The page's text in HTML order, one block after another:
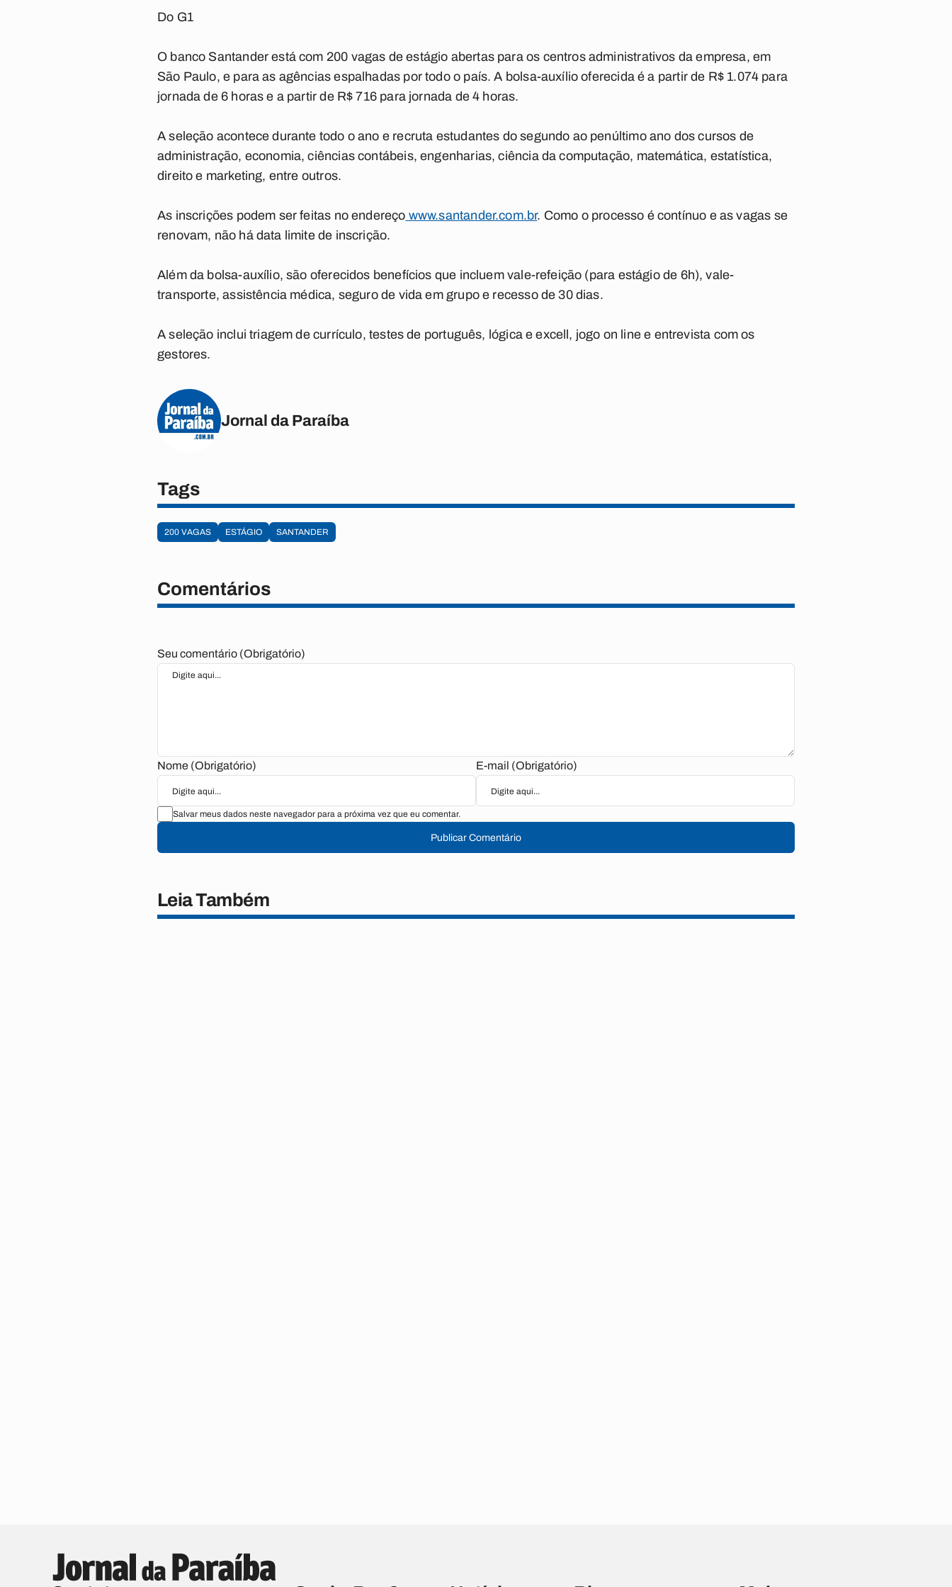
Do G1
O banco Santander está com 200 vagas de estágio abertas para os centros administrativos da empresa, em
São Paulo, e para as agências espalhadas por todo o país. A bolsa-auxílio oferecida é a partir de R$ 1.074 para
jornada de 6 horas e a partir de R$ 716 para jornada de 4 horas.
A seleção acontece durante todo o ano e recruta estudantes do segundo ao penúltimo ano dos cursos de
administração, economia, ciências contábeis, engenharias, ciência da computação, matemática, estatística,
direito e marketing, entre outros.
As inscrições podem ser feitas no endereço www.santander.com.br. Como o processo é contínuo e as vagas se
renovam, não há data limite de inscrição.
Além da bolsa-auxílio, são oferecidos benefícios que incluem vale-refeição (para estágio de 6h), vale-
transporte, assistência médica, seguro de vida em grupo e recesso de 30 dias.
A seleção inclui triagem de currículo, testes de português, lógica e excell, jogo on line e entrevista com os
gestores.
Jornal da Paraíba
Tags
200 VAGAS ESTÁGIO SANTANDER
Comentários
Seu comentário (Obrigatório)
Nome (Obrigatório) E-mail (Obrigatório)
Salvar meus dados neste navegador para a próxima vez que eu comentar.
Publicar Comentário
Leia Também